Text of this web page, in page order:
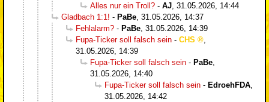
Alles nur ein Troll? - AJ 31.05.2026, 14:44
Gladbach 1:1! - PaBe 31.05.2026, 14:37
Fehlalarm? - PaBe 31.05.2026, 14:39
Fupa-Ticker soll falsch sein - CHS
31.05.2026, 14:39
Fupa-Ticker soll falsch sein - PaBe
31.05.2026, 14:40
Fupa-Ticker soll falsch sein - EdroehFDA
31.05.2026, 14:42